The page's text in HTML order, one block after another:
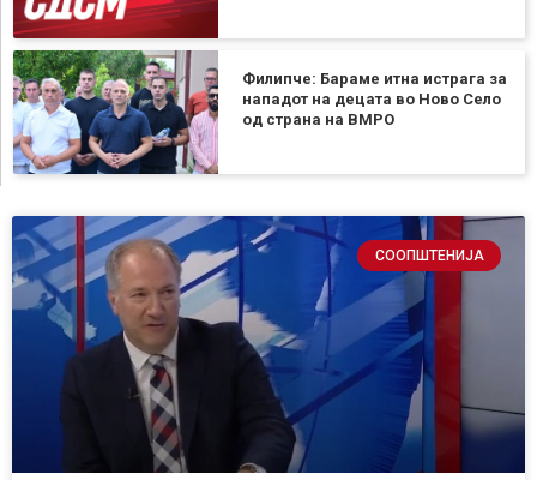
Филипче: Бараме итна истрага за
нападот на децата во Ново Село
од страна на ВМРО
СООПШТЕНИЈА